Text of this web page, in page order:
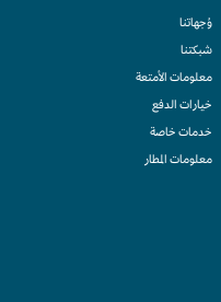
وُجهاتنا
شبكتنا
معلومات الأمتعة
خيارات الدفع
خدمات خاصة
معلومات المطار